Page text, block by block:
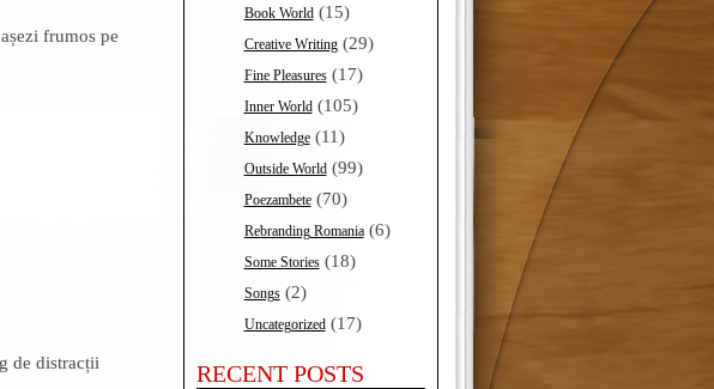
frumos pe
de distracții
Book World(15)
Creative Writing(29)
Fine Pleasures(17)
Inner World(105)
Knowledge(11)
Outside World(99)
Poezambete(70)
Rebranding Romania(6)
Some Stories(18)
Songs(2)
Uncategorized(17)
RECENT POSTS